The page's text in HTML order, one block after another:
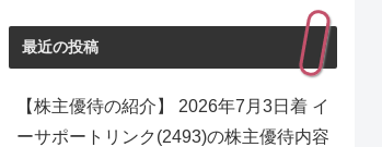
最近の投稿
【株主優待の紹介】 2026年7月3日着 イ
ーサポートリンク(2493)の株主優待内容